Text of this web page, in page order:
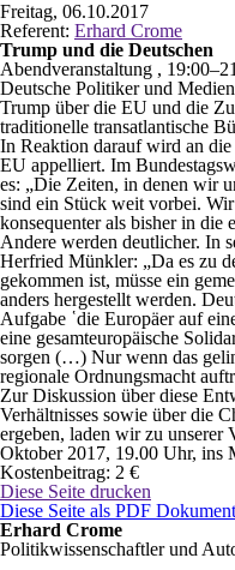
Freitag, 06.10.2017
Referent: Erhard Crome
Trump und die Deutschen
Abendveranstaltung ,
Deutsche Politiker und
Trump über die EU und die
traditionelle transatlantische
In Reaktion darauf wird an
EU appelliert. Im
es: „Die Zeiten, in denen wir
sind ein Stück weit vorbei.
konsequenter als bisher in die
Andere werden deutlicher. In
Herfried Münkler: „Da es zu
gekommen ist, müsse ein
anders hergestellt werden.
Aufgabe ῾die Europäer auf
eine gesamteuropäische
sorgen (…) Nur wenn das
regionale Ordnungsmacht
Zur Diskussion über diese
Verhältnisses sowie über die
ergeben, laden wir zu unserer
Oktober 2017, 19.00 Uhr, ins
Kostenbeitrag: 2 €
Diese Seite drucken
Diese Seite als PDF Dokument
Erhard Crome
Politikwissenschaftler und